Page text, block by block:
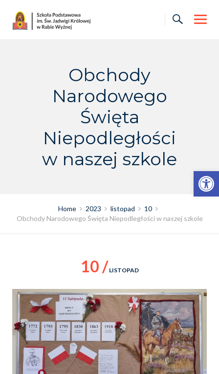
Otwórz pasek narzędzi
content
Obchody
Narodowego
Święta
Niepodległości
w naszej szkole
Home 2023 listopad
10
Obchody Narodowego Święta Niepodległości w naszej szkole
10 / LISTOPAD